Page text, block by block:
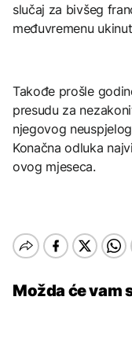
slučaj za bivšeg
međuvremenu
Takođe prošle
presudu za
njegovog
Konačna odluka
ovog mjeseca.
Možda će vam